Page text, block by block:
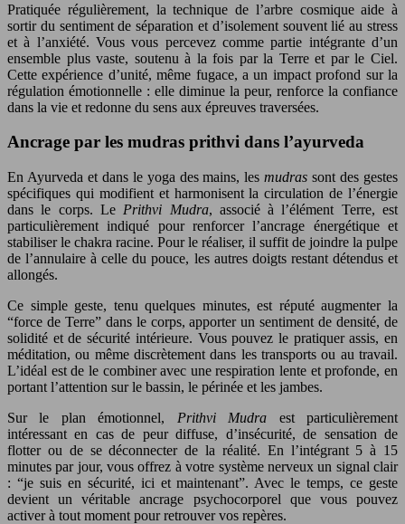
Pratiquée régulièrement, la technique de l’arbre cosmique aide à
sortir du sentiment de séparation et d’isolement souvent lié au stress
et à l’anxiété. Vous vous percevez comme partie intégrante d’un
ensemble plus vaste, soutenu à la fois par la Terre et par le Ciel.
Cette expérience d’unité, même fugace, a un impact profond sur la
régulation émotionnelle : elle diminue la peur, renforce la confiance
dans la vie et redonne du sens aux épreuves traversées.
Ancrage par les mudras prithvi dans l’ayurveda
En Ayurveda et dans le yoga des mains, lesmudras sont des gestes
spécifiques qui modifient et harmonisent la circulation de l’énergie
dans le corps. Le Prithvi Mudra, associé à l’élément Terre, est
particulièrement indiqué pour renforcer l’ancrage énergétique et
stabiliser le chakra racine. Pour le réaliser, il suffit de joindre la pulpe
de l’annulaire à celle du pouce, les autres doigts restant détendus et
allongés.
Ce simple geste, tenu quelques minutes, est réputé augmenter la
“force de Terre” dans le corps, apporter un sentiment de densité, de
solidité et de sécurité intérieure. Vous pouvez le pratiquer assis, en
méditation, ou même discrètement dans les transports ou au travail.
L’idéal est de le combiner avec une respiration lente et profonde, en
portant l’attention sur le bassin, le périnée et les jambes.
Sur le plan émotionnel, Prithvi Mudra est particulièrement
intéressant en cas de peur diffuse, d’insécurité, de sensation de
flotter ou de se déconnecter de la réalité. En l’intégrant 5 à 15
minutes par jour, vous offrez à votre système nerveux un signal clair
: “je suis en sécurité, ici et maintenant”. Avec le temps, ce geste
devient un véritable ancrage psychocorporel que vous pouvez
activer à tout moment pour retrouver vos repères.